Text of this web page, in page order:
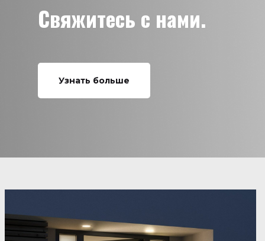
Свяжитесь с нами.
Узнать больше